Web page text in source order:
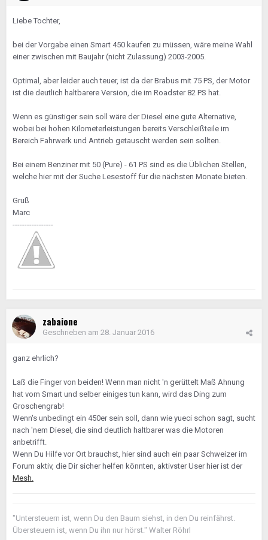
Liebe Tochter,
bei der Vorgabe einen Smart 450 kaufen zu müssen, wäre meine Wahl
einer zwischen mit Baujahr (nicht Zulassung) 2003-2005.
Optimal, aber leider auch teuer, ist da der Brabus mit 75 PS, der Motor
ist die deutlich haltbarere Version, die im Roadster 82 PS hat.
Wenn es günstiger sein soll wäre der Diesel eine gute Alternative,
wobei bei hohen Kilometerleistungen bereits Verschleißteile im
Bereich Fahrwerk und Antrieb getauscht werden sein sollten.
Bei einem Benziner mit 50 (Pure) - 61 PS sind es die Üblichen Stellen,
welche hier mit der Suche Lesestoff für die nächsten Monate bieten.
Gruß
Marc
-----------------
zabaione
Geschrieben am 28. Januar 2016
ganz ehrlich?
Laß die Finger von beiden! Wenn man nicht 'n gerüttelt Maß Ahnung
hat vom Smart und selber einiges tun kann, wird das Ding zum
Groschengrab!
Wenn's unbedingt ein 450er sein soll, dann wie yueci schon sagt, sucht
nach 'nem Diesel, die sind deutlich haltbarer was die Motoren
anbetrifft.
Wenn Du Hilfe vor Ort brauchst, hier sind auch ein paar Schweizer im
Forum aktiv, die Dir sicher helfen könnten, aktivster User hier ist der
Mesh.
"Untersteuern ist, wenn Du den Baum siehst, in den Du reinfährst.
Übersteuern ist, wenn Du ihn nur hörst." Walter Röhrl